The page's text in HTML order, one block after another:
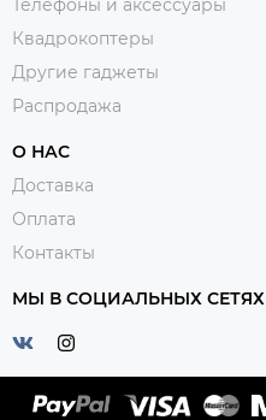
Телефоны и аксессуары
Квадрокоптеры
Другие гаджеты
Распродажа
О НАС
Доставка
Оплата
Контакты
МЫ В СОЦИАЛЬНЫХ СЕТЯХ